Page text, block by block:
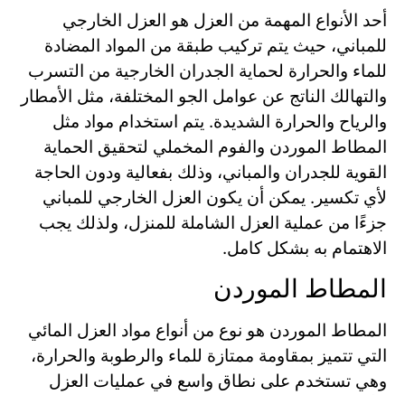
أحد الأنواع المهمة من العزل هو العزل الخارجي
للمباني، حيث يتم تركيب طبقة من المواد المضادة
للماء والحرارة لحماية الجدران الخارجية من التسرب
والتهالك الناتج عن عوامل الجو المختلفة، مثل الأمطار
والرياح والحرارة الشديدة. يتم استخدام مواد مثل
المطاط الموردن والفوم المخملي لتحقيق الحماية
القوية للجدران والمباني، وذلك بفعالية ودون الحاجة
لأي تكسير. يمكن أن يكون العزل الخارجي للمباني
جزءًا من عملية العزل الشاملة للمنزل، ولذلك يجب
الاهتمام به بشكل كامل.
المطاط الموردن
المطاط الموردن هو نوع من أنواع مواد العزل المائي
التي تتميز بمقاومة ممتازة للماء والرطوبة والحرارة،
وهي تستخدم على نطاق واسع في عمليات العزل